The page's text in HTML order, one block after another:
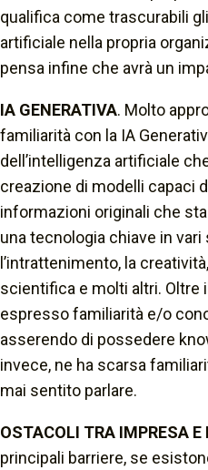
qualifica come trascurabili
artificiale nella propria
pensa infine che avrà un
IA GENERATIVA. Molto
familiarità con la IA
dell’intelligenza artificiale
creazione di modelli capaci
informazioni originali che
una tecnologia chiave in
l’intrattenimento, la
scientifica e molti altri. Oltre
espresso familiarità e/o
asserendo di possedere
invece, ne ha scarsa
mai sentito parlare.
OSTACOLI TRA IMPRESA E
principali barriere, se